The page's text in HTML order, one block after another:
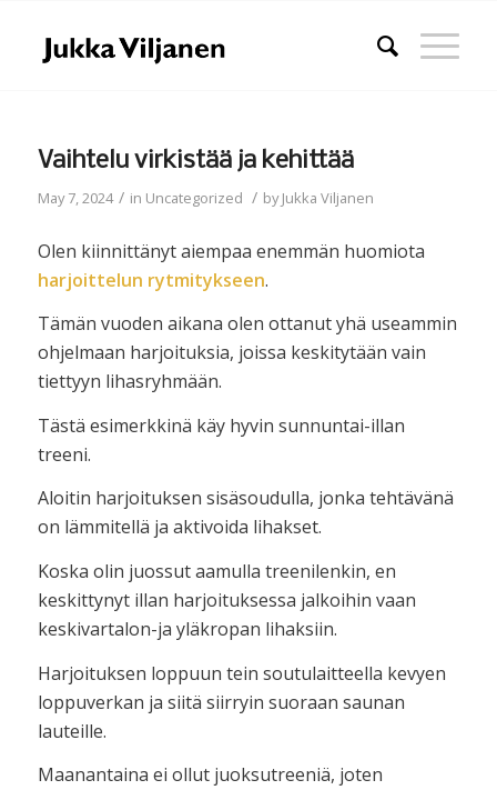
Vaihtelu virkistää ja kehittää
May 7, 2024 / in Uncategorized / byJukka Viljanen
Olen kiinnittänyt aiempaa enemmän huomiota
harjoittelun rytmitykseen.
Tämän vuoden aikana olen ottanut yhä useammin
ohjelmaan harjoituksia, joissa keskitytään vain
tiettyyn lihasryhmään.
Tästä esimerkkinä käy hyvin sunnuntai-illan
treeni.
Aloitin harjoituksen sisäsoudulla, jonka tehtävänä
on lämmitellä ja aktivoida lihakset.
Koska olin juossut aamulla treenilenkin, en
keskittynyt illan harjoituksessa jalkoihin vaan
keskivartalon-ja yläkropan lihaksiin.
Harjoituksen loppuun tein soutulaitteella kevyen
loppuverkan ja siitä siirryin suoraan saunan
lauteille.
Maanantaina ei ollut juoksutreeniä, joten